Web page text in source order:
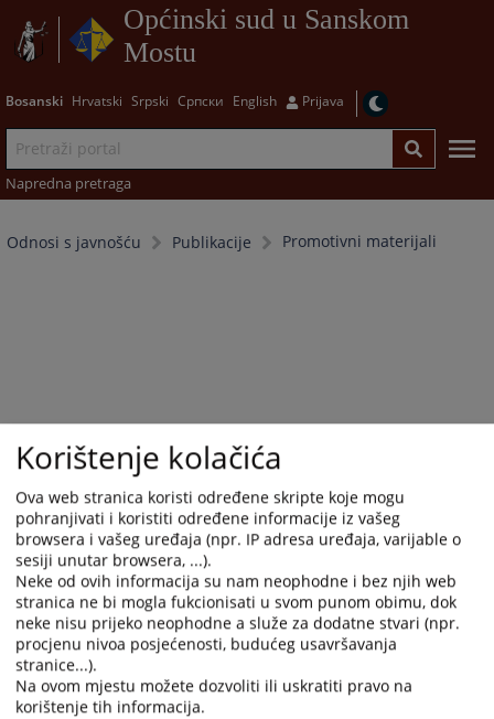
Općinski sud u Sanskom
Mostu
Bosanski Hrvatski Srpski Српски English Prijava
Napredna pretraga
Odnosi s javnošću Publikacije Promotivni materijali
Trenutno nema vijesti
Korištenje kolačića
Ova web stranica koristi određene skripte koje mogu
pohranjivati i koristiti određene informacije iz vašeg
browsera i vašeg uređaja (npr. IP adresa uređaja, varijable o
sesiji unutar browsera, ...).
Neke od ovih informacija su nam neophodne i bez njih web
stranica ne bi mogla fukcionisati u svom punom obimu, dok
neke nisu prijeko neophodne a služe za dodatne stvari (npr.
procjenu nivoa posjećenosti, budućeg usavršavanja
stranice...).
Na ovom mjestu možete dozvoliti ili uskratiti pravo na
korištenje tih informacija.